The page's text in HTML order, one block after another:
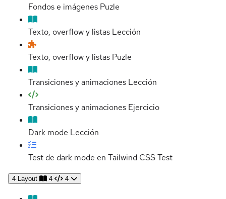
Fondos e imágenes Puzle
Texto, overflow y listas Lección
Texto, overflow y listas Puzle
Transiciones y animaciones Lección
Transiciones y animaciones Ejercicio
Dark mode Lección
Test de dark mode en Tailwind CSSTest
4 Layout 4 4